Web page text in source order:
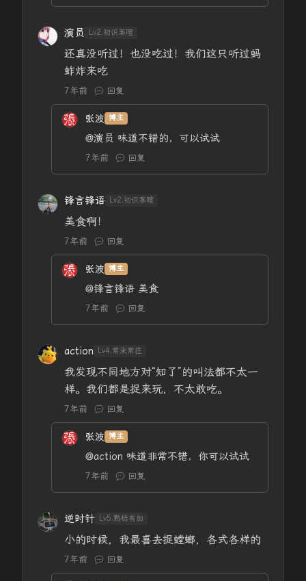
演员 Lv2.初识寒暄
还真没听过！也没吃过！我们这只听过蚂
蚱炸来吃
7年前 回复
张波 博主
@演员 味道不错的，可以试试
7年前 回复
锋言锋语 Lv2.初识寒暄
美食啊！
7年前 回复
张波 博主
@锋言锋语 美食
7年前 回复
action Lv4.常来常往
我发现不同地方对“知了”的叫法都不太一
样。我们都是捉来玩，不太敢吃。
7年前 回复
张波 博主
@action 味道非常不错，你可以试试
7年前 回复
逆时针 Lv5.熟稔有加
小的时候，我最喜去捉螳螂，各式各样的
7年前 回复